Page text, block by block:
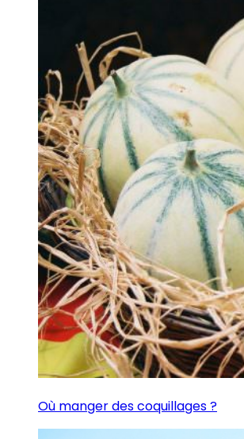
Où manger des coquillages ?